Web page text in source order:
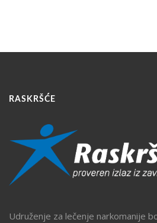
RASKRŠĆE
Udruženje za lečenje narkomanije